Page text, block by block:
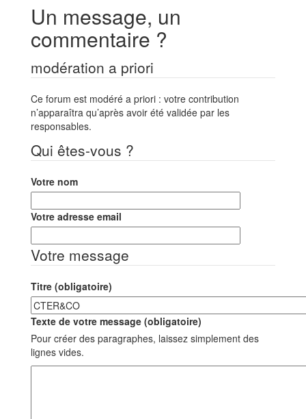
Un message, un
commentaire ?
modération a priori
Ce forum est modéré a priori : votre contribution
n’apparaîtra qu’après avoir été validée par les
responsables.
Qui êtes-vous ?
Votre nom
Votre adresse email
Votre message
Titre (obligatoire)
Texte de votre message (obligatoire)
Pour créer des paragraphes, laissez simplement des
lignes vides.